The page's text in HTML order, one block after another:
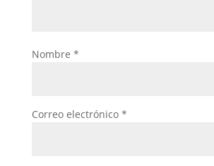
Nombre *
Correo electrónico *